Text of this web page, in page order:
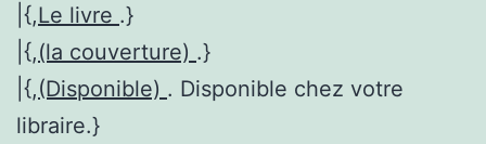
|{,Le livre .}
|{,(la couverture) .}
|{,(Disponible) . Disponible chez votre
libraire.}